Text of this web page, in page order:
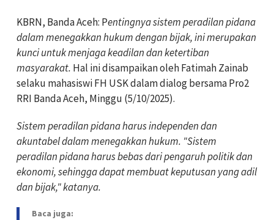
KBRN, Banda Aceh: Pentingnya sistem peradilan pidana
dalam menegakkan hukum dengan bijak, ini merupakan
kunci untuk menjaga keadilan dan ketertiban
masyarakat. Hal ini disampaikan oleh Fatimah Zainab
selaku mahasiswi FH USK dalam dialog bersama Pro2
RRI Banda Aceh, Minggu (5/10/2025).
Sistem peradilan pidana harus independen dan
akuntabel dalam menegakkan hukum. "Sistem
peradilan pidana harus bebas dari pengaruh politik dan
ekonomi, sehingga dapat membuat keputusan yang adil
dan bijak," katanya.
Baca juga: